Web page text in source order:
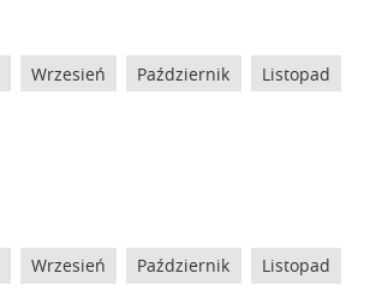
Wrzesień Październik Listopad
Wrzesień Październik Listopad